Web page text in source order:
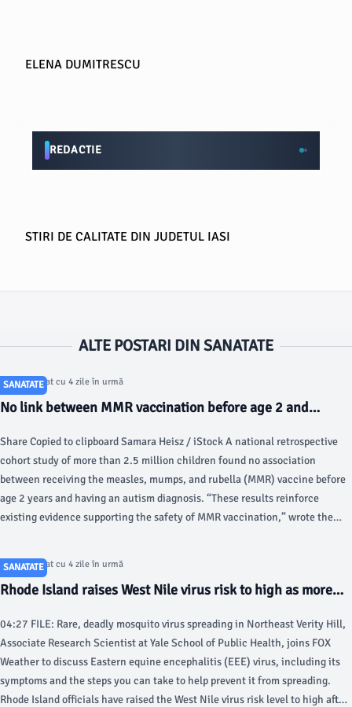
ELENA DUMITRESCU
REDACTIE
STIRI DE CALITATE DIN JUDETUL IASI
ALTE POSTARI DIN SANATATE
SANATATE
Articol postat cu 4 zile în urmă
No link between MMR vaccination before age 2 and
Share Copied to clipboard Samara Heisz / iStock A national retrospective
cohort study of more than 2.5 million children found no association
between receiving the measles, mumps, and rubella (MMR) vaccine before
age 2 years and having an autism diagnosis. “These results reinforce
existing evidence supporting the safety of MMR vaccination,” wrote the
SANATATE
Articol postat cu 4 zile în urmă
Rhode Island raises West Nile virus risk to high as more
04:27 FILE: Rare, deadly mosquito virus spreading in Northeast Verity Hill,
Associate Research Scientist at Yale School of Public Health, joins FOX
Weather to discuss Eastern equine encephalitis (EEE) virus, including its
symptoms and the steps you can take to help prevent it from spreading.
Rhode Island officials have raised the West Nile virus risk level to high after